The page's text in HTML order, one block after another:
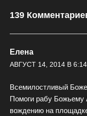
139
Елена
АВГУСТ 14, 2014 В
Всемилостливый
Помоги рабу Божьему
вождению на